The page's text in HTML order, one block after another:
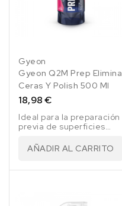
Gyeon
Gyeon Q2M Prep Elimina
Ceras Y Polish 500 Ml
18,98 €
Ideal para la preparación
previa de superficies
coating
AÑADIR AL CARRITO